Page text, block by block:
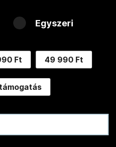
Egyszeri
Ft 49 990 Ft